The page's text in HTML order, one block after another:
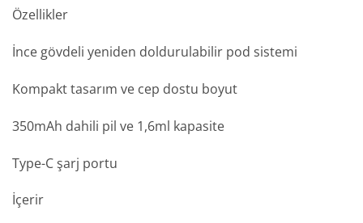
Özellikler
İnce gövdeli yeniden doldurulabilir pod sistemi
Kompakt tasarım ve cep dostu boyut
350mAh dahili pil ve 1,6ml kapasite
Type-C şarj portu
İçerir